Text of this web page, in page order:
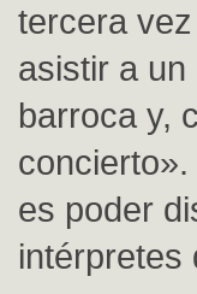
tercera
asistir a
barroca y,
es poder
intérpretes